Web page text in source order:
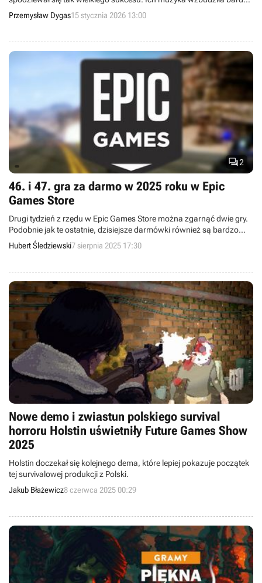
pozytywny odzew z całego świata.
Przemysław Dygas15 stycznia 2026 13:00
2
46. i 47. gra za darmo w 2025 roku w Epic
Games Store
Drugi tydzień z rzędu w Epic Games Store można zgarnąć dwie gry.
Podobnie jak te ostatnie, dzisiejsze darmówki również są bardzo
wysoko oceniane, a jedna z nich jest w dodatku polska.
Hubert Śledziewski7 sierpnia 2025 17:30
Nowe demo i zwiastun polskiego survival
horroru Holstin uświetniły Future Games Show
2025
Holstin doczekał się kolejnego dema, które lepiej pokazuje początek
tej survivalowej produkcji z Polski.
Jakub Błażewicz8 czerwca 2025 00:29